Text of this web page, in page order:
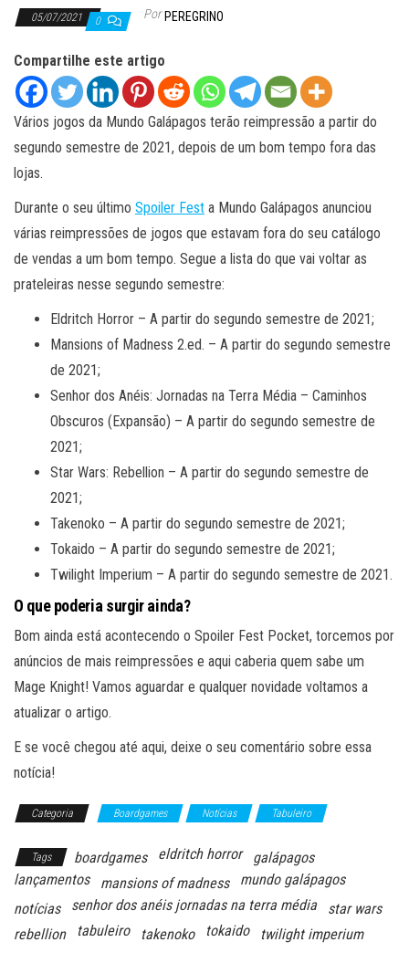
05/07/2021 0 Por PEREGRINO
Compartilhe este artigo
Vários jogos da Mundo Galápagos terão reimpressão a partir do
segundo semestre de 2021, depois de um bom tempo fora das
lojas.
Durante o seu último Spoiler Fest a Mundo Galápagos anunciou
várias reimpressões de jogos que estavam fora do seu catálogo
de vendas a um bom tempo. Segue a lista do que vai voltar as
prateleiras nesse segundo semestre:
Eldritch Horror – A partir do segundo semestre de 2021;
Mansions of Madness 2.ed. – A partir do segundo semestre
de 2021;
Senhor dos Anéis: Jornadas na Terra Média – Caminhos
Obscuros (Expansão) – A partir do segundo semestre de
2021;
Star Wars: Rebellion – A partir do segundo semestre de
2021;
Takenoko – A partir do segundo semestre de 2021;
Tokaido – A partir do segundo semestre de 2021;
Twilight Imperium – A partir do segundo semestre de 2021.
O que poderia surgir ainda?
Bom ainda está acontecendo o Spoiler Fest Pocket, torcemos por
anúncios de mais reimpressões e aqui caberia quem sabe um
Mage Knight! Vamos aguardar e qualquer novidade voltamos a
atualizar o artigo.
E se você chegou até aqui, deixe o seu comentário sobre essa
notícia!
Categoria Boardgames Notícias Tabuleiro
Tags boardgames eldritch horror
galápagos
lançamentos
mansions of madness
mundo galápagos
notícias
senhor dos anéis jornadas na terra média
star wars
rebellion
tabuleiro takenoko tokaido twilight imperium